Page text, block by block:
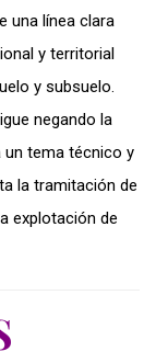
una línea clara
y territorial
y subsuelo.
negando la
un tema técnico y
la tramitación de
explotación de